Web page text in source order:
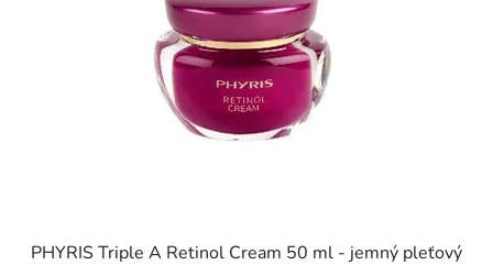
PHYRIS Triple A Retinol Cream 50 ml - jemný pleťový